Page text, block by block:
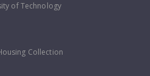
of Technology
Collection